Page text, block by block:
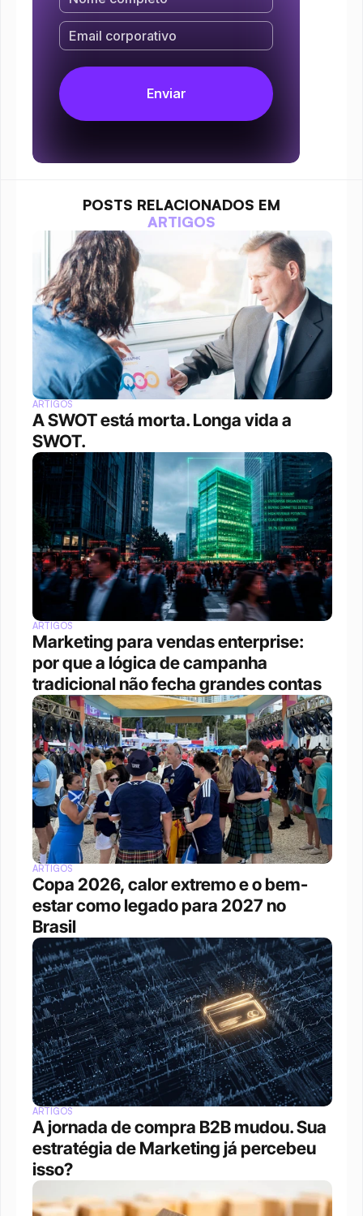
POSTS RELACIONADOS EM
ARTIGOS
ARTIGOS
A SWOT está morta. Longa vida a
SWOT.
ARTIGOS
Marketing para vendas enterprise:
por que a lógica de campanha
tradicional não fecha grandes contas
ARTIGOS
Copa 2026, calor extremo e o bem-
estar como legado para 2027 no
Brasil
ARTIGOS
A jornada de compra B2B mudou. Sua
estratégia de Marketing já percebeu
isso?